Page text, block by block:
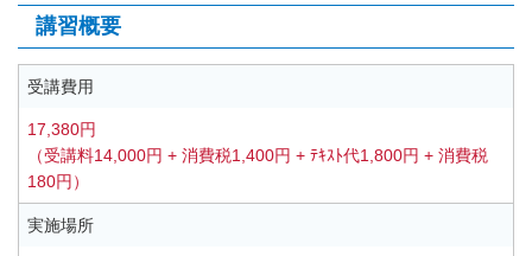
講習概要
受講費用
17,380円
（受講料14,000円 + 消費税1,400円 + ﾃｷｽﾄ代1,800円 + 消費税
180円）
実施場所